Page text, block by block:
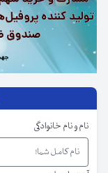
نام و نام خانوادگی